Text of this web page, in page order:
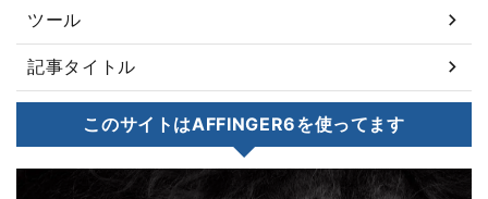
ツール
記事タイトル
このサイトはAFFINGER6を使ってます